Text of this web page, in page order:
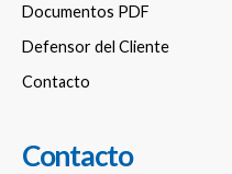
Documentos PDF
Defensor del Cliente
Contacto
Contacto